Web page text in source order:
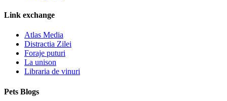
Link exchange
Atlas Media
Distractia Zilei
Foraje puturi
La unison
Libraria de vinuri
Pets Blogs